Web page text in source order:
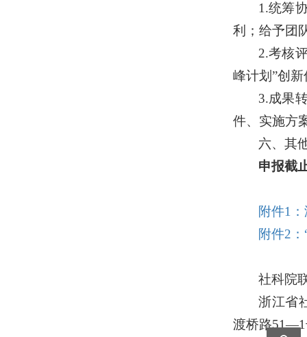
1.统筹
利；给予团
2.考核
峰计划”创
3.成果
件、实施方
六、其
申报截
附件1
附件2
社科院
浙江省
渡桥路51—1